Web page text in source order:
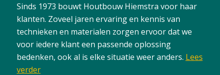
Sinds 1973 bouwt Houtbouw Hiemstra voor haar
klanten. Zoveel jaren ervaring en kennis van
technieken en materialen zorgen ervoor dat we
voor iedere klant een passende oplossing
bedenken, ook al is elke situatie weer anders. Lees
verder